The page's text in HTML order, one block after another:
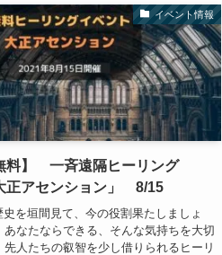
イベント情報
料】 一斉遠隔ヒーリング
正アセンション」 8/15
を垣間見て、今の役割果たしましょ
あなたならできる、そんな気持ちを大切
先人たちの叡智を少し借りられるヒーリ